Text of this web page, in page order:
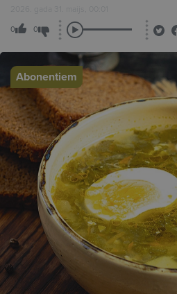
2026. gada 31. maijs, 00:01
0 0
Abonentiem